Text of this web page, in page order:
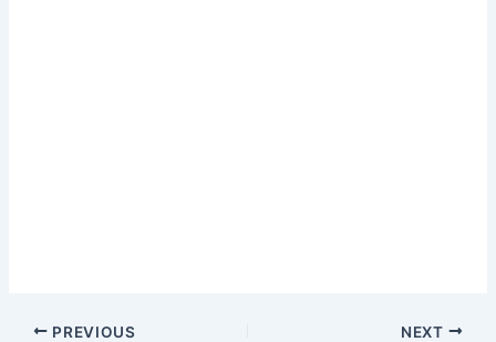
PREVIOUS NEXT